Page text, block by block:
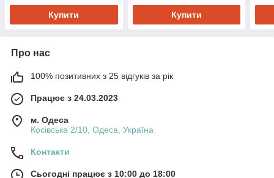
Купити Купити
Про нас
100% позитивних з 25 відгуків за рік
Працює з 24.03.2023
м. Одеса
Косівська 2/10, Одеса, Україна
Контакти
Сьогодні працює з 10:00 до 18:00